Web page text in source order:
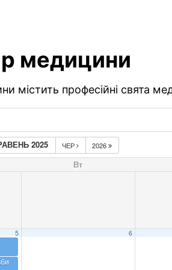
медицини
містить професійні свята
2025 ЧЕР 2026
Вт
5 6